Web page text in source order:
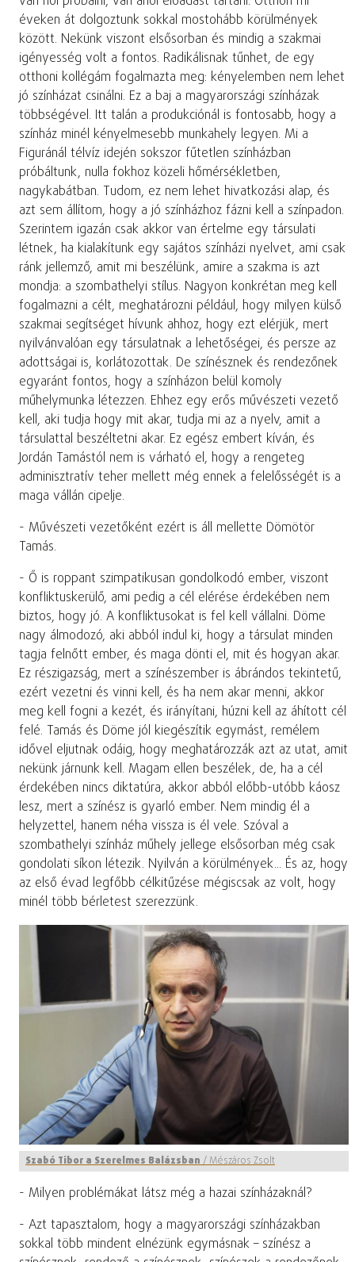
éveken át dolgoztunk sokkal mostohább körülmények
között. Nekünk viszont elsősorban és mindig a szakmai
igényesség volt a fontos. Radikálisnak tűnhet, de egy
otthoni kollégám fogalmazta meg: kényelemben nem lehet
jó színházat csinálni. Ez a baj a magyarországi színházak
többségével. Itt talán a produkciónál is fontosabb, hogy a
színház minél kényelmesebb munkahely legyen. Mi a
Figuránál télvíz idején sokszor fűtetlen színházban
próbáltunk, nulla fokhoz közeli hőmérsékletben,
nagykabátban. Tudom, ez nem lehet hivatkozási alap, és
azt sem állítom, hogy a jó színházhoz fázni kell a színpadon.
Szerintem igazán csak akkor van értelme egy társulati
létnek, ha kialakítunk egy sajátos színházi nyelvet, ami csak
ránk jellemző, amit mi beszélünk, amire a szakma is azt
mondja: a szombathelyi stílus. Nagyon konkrétan meg kell
fogalmazni a célt, meghatározni például, hogy milyen külső
szakmai segítséget hívunk ahhoz, hogy ezt elérjük, mert
nyilvánvalóan egy társulatnak a lehetőségei, és persze az
adottságai is, korlátozottak. De színésznek és rendezőnek
egyaránt fontos, hogy a színházon belül komoly
műhelymunka létezzen. Ehhez egy erős művészeti vezető
kell, aki tudja hogy mit akar, tudja mi az a nyelv, amit a
társulattal beszéltetni akar. Ez egész embert kíván, és
Jordán Tamástól nem is várható el, hogy a rengeteg
adminisztratív teher mellett még ennek a felelősségét is a
maga vállán cipelje.
- Művészeti vezetőként ezért is áll mellette Dömötör
Tamás.
- Ő is roppant szimpatikusan gondolkodó ember, viszont
konfliktuskerülő, ami pedig a cél elérése érdekében nem
biztos, hogy jó. A konfliktusokat is fel kell vállalni. Döme
nagy álmodozó, aki abból indul ki, hogy a társulat minden
tagja felnőtt ember, és maga dönti el, mit és hogyan akar.
Ez részigazság, mert a színészember is ábrándos tekintetű,
ezért vezetni és vinni kell, és ha nem akar menni, akkor
meg kell fogni a kezét, és irányítani, húzni kell az áhított cél
felé. Tamás és Döme jól kiegészítik egymást, remélem
idővel eljutnak odáig, hogy meghatározzák azt az utat, amit
nekünk járnunk kell. Magam ellen beszélek, de, ha a cél
érdekében nincs diktatúra, akkor abból előbb-utóbb káosz
lesz, mert a színész is gyarló ember. Nem mindig él a
helyzettel, hanem néha vissza is él vele. Szóval a
szombathelyi színház műhely jellege elsősorban még csak
gondolati síkon létezik. Nyilván a körülmények... És az, hogy
az első évad legfőbb célkitűzése mégiscsak az volt, hogy
minél több bérletest szerezzünk.
Szabó Tibor a Szerelmes Balázsban/Mészáros Zsolt
- Milyen problémákat látsz még a hazai színházaknál?
- Azt tapasztalom, hogy a magyarországi színházakban
sokkal több mindent elnézünk egymásnak – színész a